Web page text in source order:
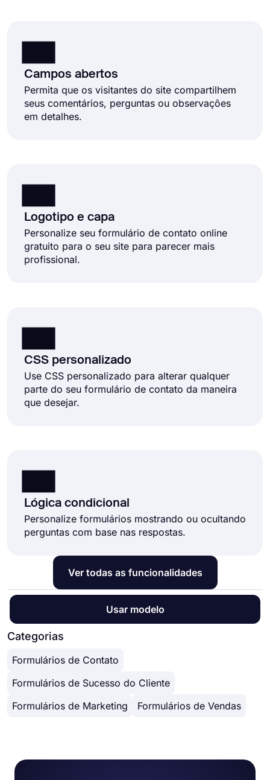
Campos abertos
Permita que os visitantes do site compartilhem
seus comentários, perguntas ou observações
em detalhes.
Logotipo e capa
Personalize seu formulário de contato online
gratuito para o seu site para parecer mais
profissional.
CSS personalizado
Use CSS personalizado para alterar qualquer
parte do seu formulário de contato da maneira
que desejar.
Lógica condicional
Personalize formulários mostrando ou ocultando
perguntas com base nas respostas.
Ver todas as funcionalidades
Usar modelo
Categorias
Formulários de Contato
Formulários de Sucesso do Cliente
Formulários de Marketing
Formulários de Vendas